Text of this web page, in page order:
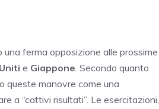
una ferma opposizione alle prossime
e Giappone. Secondo quanto
queste manovre come una
a “cattivi risultati”. Le esercitazioni,